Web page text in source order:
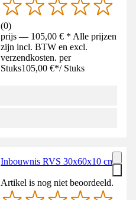
(0)
prijs — 105,00 € * Alle prijzen
zijn incl. BTW en excl.
verzendkosten. per
Stuks105,00 €*/ Stuks
Inbouwnis RVS 30x60x10 cm
Artikel is nog niet beoordeeld.